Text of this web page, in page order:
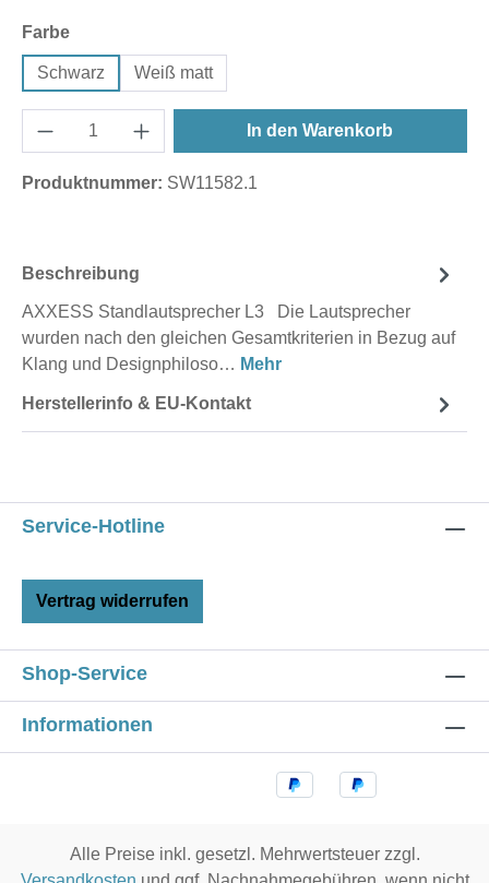
Farbeauswählen
Schwarz Weiß matt
In den Warenkorb
Produktnummer: SW11582.1
Beschreibung
AXXESS Standlautsprecher L3 Die Lautsprecher
wurden nach den gleichen Gesamtkriterien in Bezug auf
Klang und Designphiloso… Mehr
Herstellerinfo & EU-Kontakt
Service-Hotline
Vertrag widerrufen
Shop-Service
Informationen
Alle Preise inkl. gesetzl. Mehrwertsteuer zzgl.